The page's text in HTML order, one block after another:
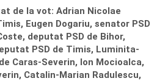
de la vot: Adrian Nicolae
Eugen Dogariu, senator PSD
deputat PSD de Bihor,
PSD de Timis, Luminita-
Caras-Severin, Ion Mocioalca,
Catalin-Marian Radulescu,